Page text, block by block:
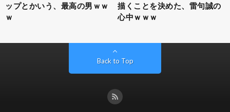
ップとかいう、最高の男ｗｗ
ｗ
描くことを決めた、雷句誠の
心中ｗｗｗ
Back to Top